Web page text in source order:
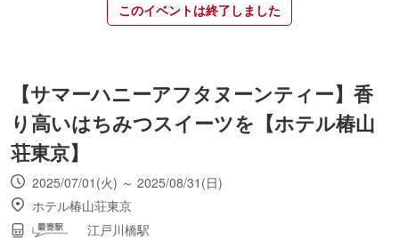
このイベントは終了しました
【サマーハニーアフタヌーンティー】香
り高いはちみつスイーツを【ホテル椿山
荘東京】
2025/07/01(火) ～ 2025/08/31(日)
ホテル椿山荘東京
江戸川橋駅